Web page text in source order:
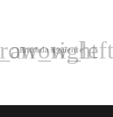
Entrada siguiente